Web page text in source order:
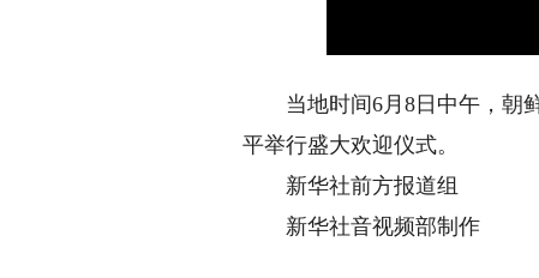
当地时间6月8日中午，朝鲜
平举行盛大欢迎仪式。
新华社前方报道组
新华社音视频部制作